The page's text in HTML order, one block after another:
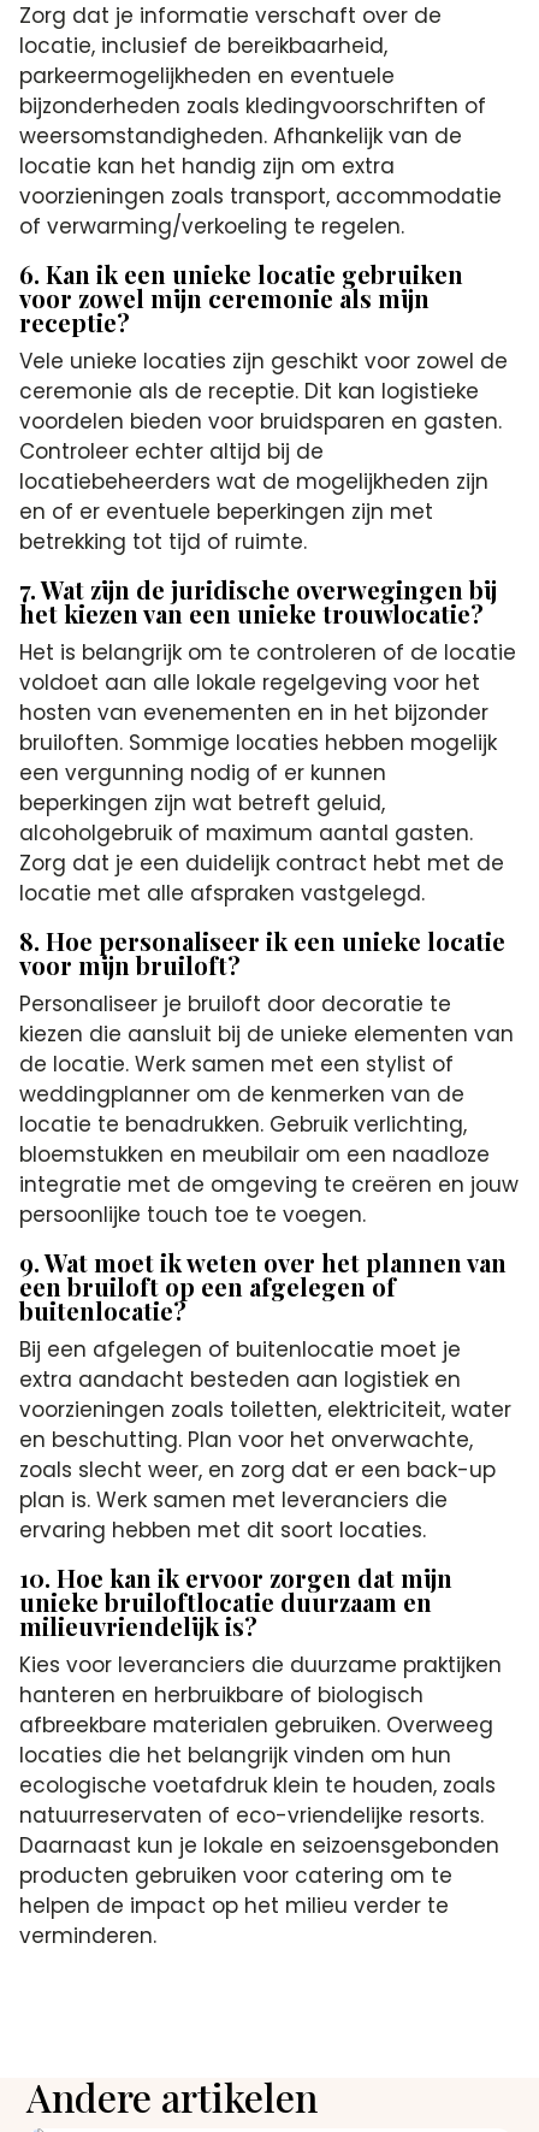
Zorg dat je informatie verschaft over de
locatie, inclusief de bereikbaarheid,
parkeermogelijkheden en eventuele
bijzonderheden zoals kledingvoorschriften of
weersomstandigheden. Afhankelijk van de
locatie kan het handig zijn om extra
voorzieningen zoals transport, accommodatie
of verwarming/verkoeling te regelen.
6. Kan ik een unieke locatie gebruiken
voor zowel mijn ceremonie als mijn
receptie?
Vele unieke locaties zijn geschikt voor zowel de
ceremonie als de receptie. Dit kan logistieke
voordelen bieden voor bruidsparen en gasten.
Controleer echter altijd bij de
locatiebeheerders wat de mogelijkheden zijn
en of er eventuele beperkingen zijn met
betrekking tot tijd of ruimte.
7. Wat zijn de juridische overwegingen bij
het kiezen van een unieke trouwlocatie?
Het is belangrijk om te controleren of de locatie
voldoet aan alle lokale regelgeving voor het
hosten van evenementen en in het bijzonder
bruiloften. Sommige locaties hebben mogelijk
een vergunning nodig of er kunnen
beperkingen zijn wat betreft geluid,
alcoholgebruik of maximum aantal gasten.
Zorg dat je een duidelijk contract hebt met de
locatie met alle afspraken vastgelegd.
8. Hoe personaliseer ik een unieke locatie
voor mijn bruiloft?
Personaliseer je bruiloft door decoratie te
kiezen die aansluit bij de unieke elementen van
de locatie. Werk samen met een stylist of
weddingplanner om de kenmerken van de
locatie te benadrukken. Gebruik verlichting,
bloemstukken en meubilair om een naadloze
integratie met de omgeving te creëren en jouw
persoonlijke touch toe te voegen.
9. Wat moet ik weten over het plannen van
een bruiloft op een afgelegen of
buitenlocatie?
Bij een afgelegen of buitenlocatie moet je
extra aandacht besteden aan logistiek en
voorzieningen zoals toiletten, elektriciteit, water
en beschutting. Plan voor het onverwachte,
zoals slecht weer, en zorg dat er een back-up
plan is. Werk samen met leveranciers die
ervaring hebben met dit soort locaties.
10. Hoe kan ik ervoor zorgen dat mijn
unieke bruiloftlocatie duurzaam en
milieuvriendelijk is?
Kies voor leveranciers die duurzame praktijken
hanteren en herbruikbare of biologisch
afbreekbare materialen gebruiken. Overweeg
locaties die het belangrijk vinden om hun
ecologische voetafdruk klein te houden, zoals
natuurreservaten of eco-vriendelijke resorts.
Daarnaast kun je lokale en seizoensgebonden
producten gebruiken voor catering om te
helpen de impact op het milieu verder te
verminderen.
Andere artikelen